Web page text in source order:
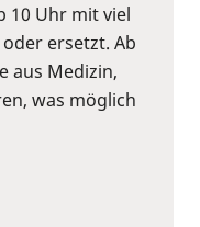
10 Uhr mit viel
ersetzt. Ab
aus Medizin,
was möglich